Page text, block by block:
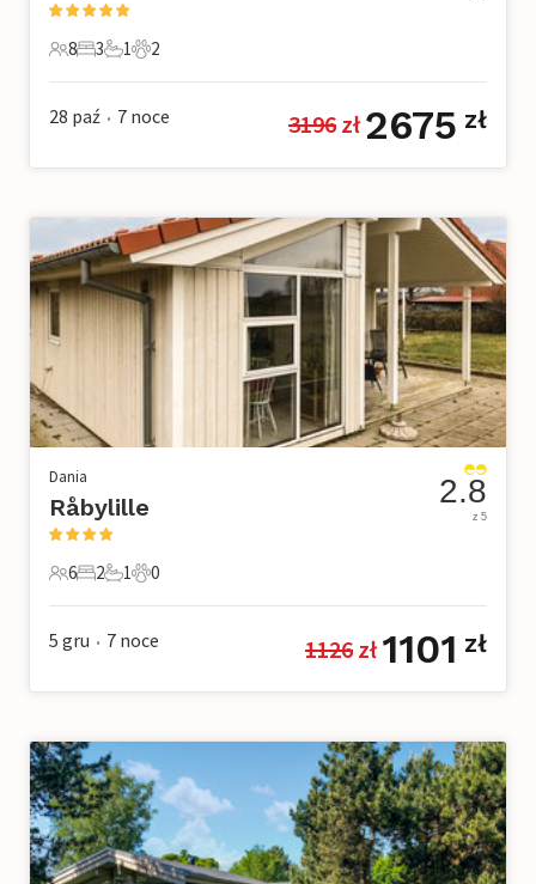
8 Goście
8
3 Sypialnie
3
1 Łazienka
1
2 Zwierzęta domowe
2
28 paź • 7 noce 3196 zł 2675 zł
Dania
Råbylille
6 Goście
6
2 Sypialnie
2
1 Łazienka
1
0 Zwierzęta domowe
0
2.8
z 5
5 gru • 7 noce 1126 zł 1101 zł